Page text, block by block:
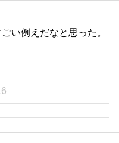
い例えだなと思った。